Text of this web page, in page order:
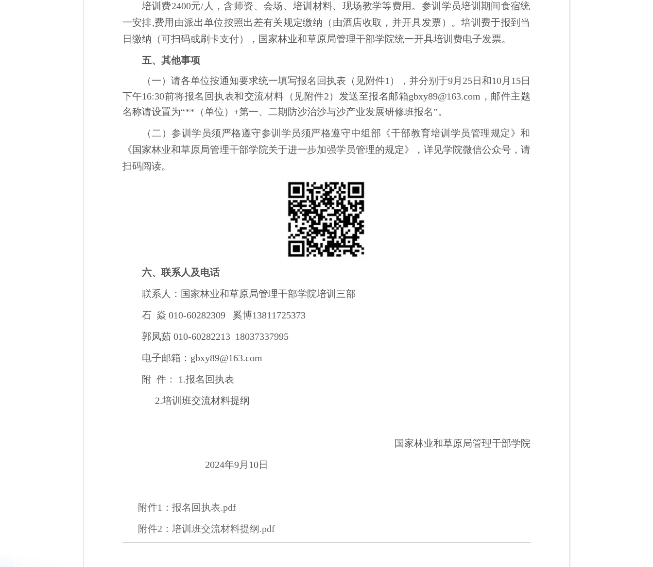
培训费2400元/人，含师资、会场、培训材料、现场教学等费用。参训学员培训期间食宿统
一安排,费用由派出单位按照出差有关规定缴纳（由酒店收取，并开具发票）。培训费于报到当
日缴纳（可扫码或刷卡支付），国家林业和草原局管理干部学院统一开具培训费电子发票。
五、其他事项
（一）请各单位按通知要求统一填写报名回执表（见附件1），并分别于9月25日和10月15日
下午16:30前将报名回执表和交流材料（见附件2）发送至报名邮箱gbxy89@163.com，邮件主题
名称请设置为“**（单位）+第一、二期防沙治沙与沙产业发展研修班报名”。
（二）参训学员须严格遵守参训学员须严格遵守中组部《干部教育培训学员管理规定》和
《国家林业和草原局管理干部学院关于进一步加强学员管理的规定》，详见学院微信公众号 ，请
扫码阅读。
六、联系人及电话
联系人：国家林业和草原局管理干部学院培训三部
石 焱 010-60282309 奚博13811725373
郭凤茹 010-60282213 18037337995
电子邮箱：gbxy89@163.com
附 件： 1.报名回执表
2.培训班交流材料提纲
国家林业和草原局管理干部学院
2024年9月10日
附件1：报名回执表.pdf
附件2：培训班交流材料提纲.pdf